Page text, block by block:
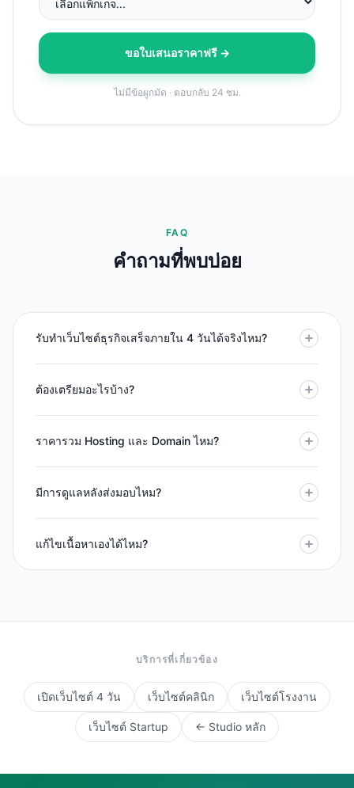
ขอใบเสนอราคาฟรี →
ไม่มีข้อผูกมัด · ตอบกลับ 24 ชม.
FAQ
คำถามที่พบบ่อย
รับทำเว็บไซต์ธุรกิจเสร็จภายใน 4 วันได้จริงไหม?
ต้องเตรียมอะไรบ้าง?
ราคารวม Hosting และ Domain ไหม?
มีการดูแลหลังส่งมอบไหม?
แก้ไขเนื้อหาเองได้ไหม?
บริการที่เกี่ยวข้อง
เปิดเว็บไซต์ 4 วัน เว็บไซต์คลินิก เว็บไซต์โรงงาน
เว็บไซต์ Startup ← Studio หลัก